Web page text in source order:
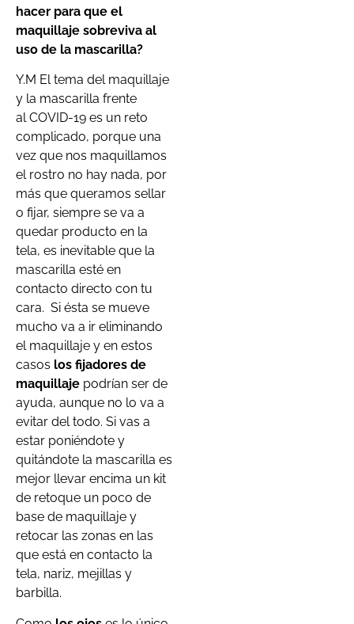
hacer para que el
maquillaje sobreviva al
uso de la mascarilla?
Y.M El tema del maquillaje
y la mascarilla frente
al COVID-19 es un reto
complicado, porque una
vez que nos maquillamos
el rostro no hay nada, por
más que queramos sellar
o fijar, siempre se va a
quedar producto en la
tela, es inevitable que la
mascarilla esté en
contacto directo con tu
cara. Si ésta se mueve
mucho va a ir eliminando
el maquillaje y en estos
casos los fijadores de
maquillaje podrían ser de
ayuda, aunque no lo va a
evitar del todo. Si vas a
estar poniéndote y
quitándote la mascarilla es
mejor llevar encima un kit
de retoque un poco de
base de maquillaje y
retocar las zonas en las
que está en contacto la
tela, nariz, mejillas y
barbilla.